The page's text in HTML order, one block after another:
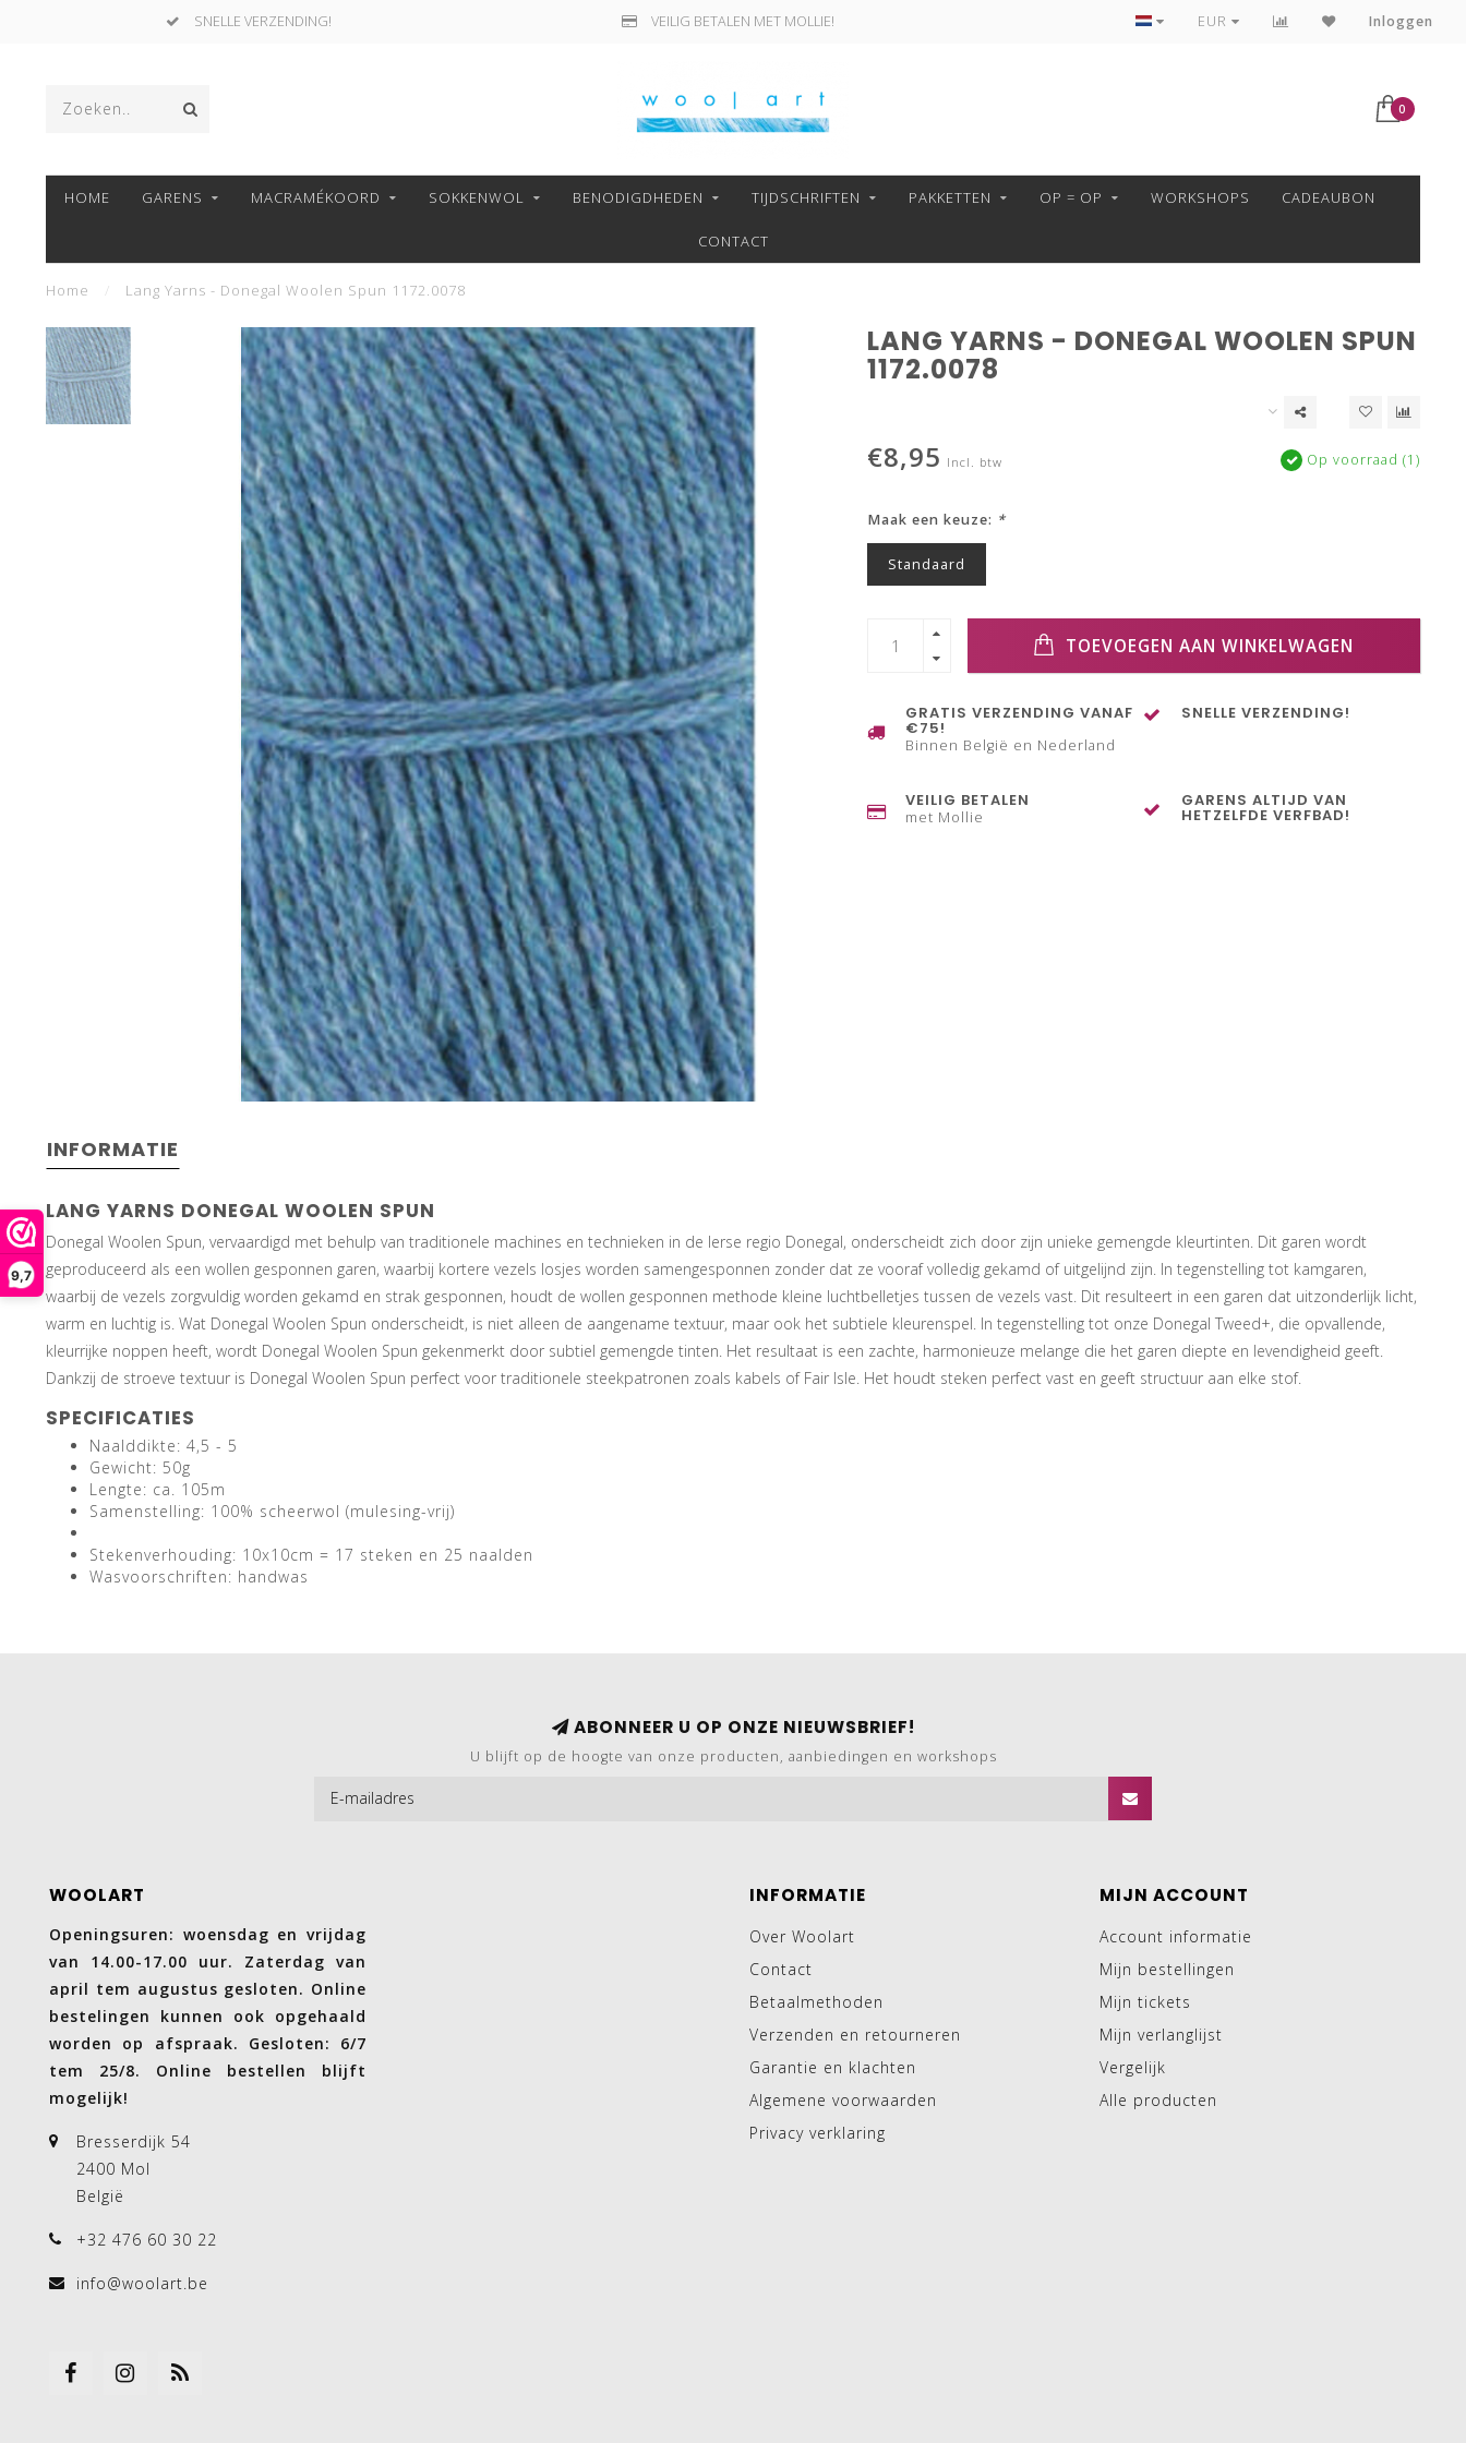
9,7
SNELLE VERZENDING! VEILIG BETALEN MET MOLLIE! GARENS ALTIJD VAN HETZELFDE VERFBAD!
EUR Inloggen
0
HOME GARENS MACRAMÉKOORD SOKKENWOL BENODIGDHEDEN TIJDSCHRIFTEN PAKKETTEN OP = OP WORKSHOPS CADEAUBON
CONTACT
Home Lang Yarns - Donegal Woolen Spun 1172.0078
LANG YARNS - DONEGAL WOOLEN SPUN
1172.0078
€8,95 Incl. btw Op voorraad (1)
Maak een keuze: *
Standaard
TOEVOEGEN AAN WINKELWAGEN
GRATIS VERZENDING VANAF
€75!
Binnen België en Nederland
SNELLE VERZENDING!
VEILIG BETALEN
met Mollie
GARENS ALTIJD VAN
HETZELFDE VERFBAD!
INFORMATIE
LANG YARNS DONEGAL WOOLEN SPUN
Donegal Woolen Spun, vervaardigd met behulp van traditionele machines en technieken in de Ierse regio Donegal, onderscheidt zich door zijn unieke gemengde kleurtinten. Dit garen wordt
geproduceerd als een wollen gesponnen garen, waarbij kortere vezels losjes worden samengesponnen zonder dat ze vooraf volledig gekamd of uitgelijnd zijn. In tegenstelling tot kamgaren,
waarbij de vezels zorgvuldig worden gekamd en strak gesponnen, houdt de wollen gesponnen methode kleine luchtbelletjes tussen de vezels vast. Dit resulteert in een garen dat uitzonderlijk licht,
warm en luchtig is. Wat Donegal Woolen Spun onderscheidt, is niet alleen de aangename textuur, maar ook het subtiele kleurenspel. In tegenstelling tot onze Donegal Tweed+, die opvallende,
kleurrijke noppen heeft, wordt Donegal Woolen Spun gekenmerkt door subtiel gemengde tinten. Het resultaat is een zachte, harmonieuze melange die het garen diepte en levendigheid geeft.
Dankzij de stroeve textuur is Donegal Woolen Spun perfect voor traditionele steekpatronen zoals kabels of Fair Isle. Het houdt steken perfect vast en geeft structuur aan elke stof.
SPECIFICATIES
Naalddikte: 4,5 - 5
Gewicht: 50g
Lengte: ca. 105m
Samenstelling: 100% scheerwol (mulesing-vrij)
Stekenverhouding: 10x10cm = 17 steken en 25 naalden
Wasvoorschriften: handwas
ABONNEER U OP ONZE NIEUWSBRIEF!
U blijft op de hoogte van onze producten, aanbiedingen en workshops
WOOLART
Openingsuren: woensdag en vrijdag
van 14.00-17.00 uur. Zaterdag van
april tem augustus gesloten. Online
bestelingen kunnen ook opgehaald
worden op afspraak. Gesloten: 6/7
tem 25/8. Online bestellen blijft
mogelijk!
Bresserdijk 54
2400 Mol
België
+32 476 60 30 22
info@woolart.be
INFORMATIE
Over Woolart
Contact
Betaalmethoden
Verzenden en retourneren
Garantie en klachten
Algemene voorwaarden
Privacy verklaring
MIJN ACCOUNT
Account informatie
Mijn bestellingen
Mijn tickets
Mijn verlanglijst
Vergelijk
Alle producten